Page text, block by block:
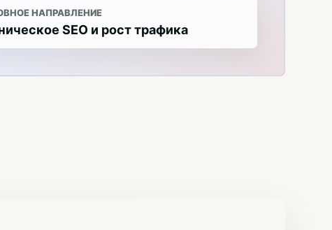
НАПРАВЛЕНИЕ
SEO и рост трафика